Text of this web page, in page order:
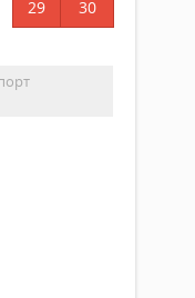
29
30